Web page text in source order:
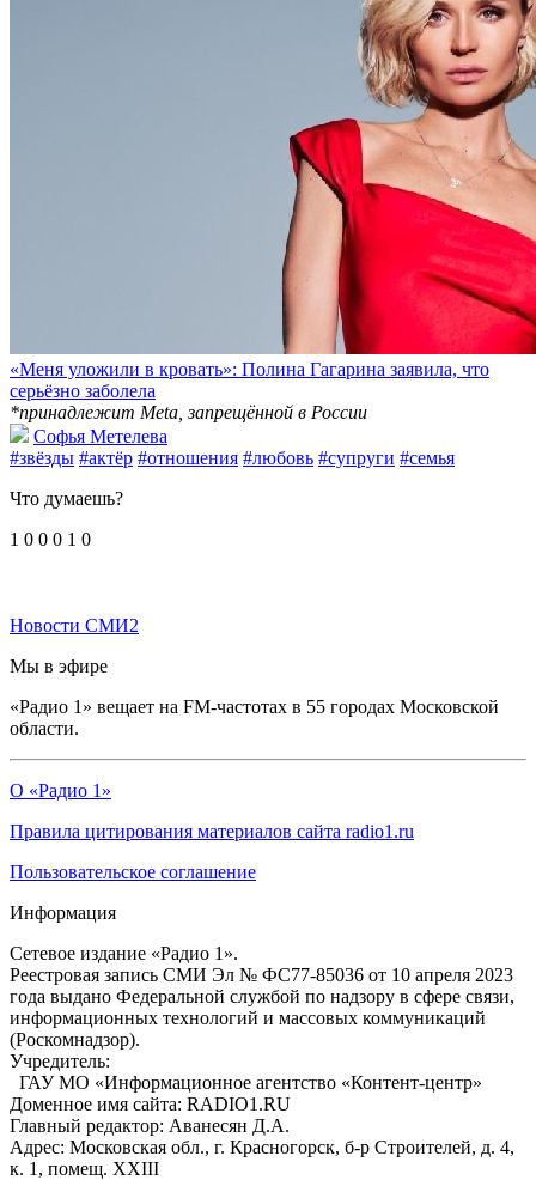
«Меня уложили в кровать»: Полина Гагарина заявила, что
серьёзно заболела
*принадлежит Meta, запрещённой в России
Софья Метелева
#звёзды #актёр #отношения #любовь #супруги #семья
Что думаешь?
1 0 0 0 1 0
Новости СМИ2
Мы в эфире
«Радио 1» вещает на FM-частотах в 55 городах Московской
области.
О «Радио 1»
Правила цитирования материалов сайта radio1.ru
Пользовательское соглашение
Информация
Сетевое издание «Радио 1».
Реестровая запись СМИ Эл № ФС77-85036 от 10 апреля 2023
года выдано Федеральной службой по надзору в сфере связи,
информационных технологий и массовых коммуникаций
(Роскомнадзор).
Учредитель:
ГАУ МО «Информационное агентство «Контент-центр»
Доменное имя сайта: RADIO1.RU
Главный редактор: Аванесян Д.А.
Адрес: Московская обл., г. Красногорск, б-р Строителей, д. 4,
к. 1, помещ. XXIII